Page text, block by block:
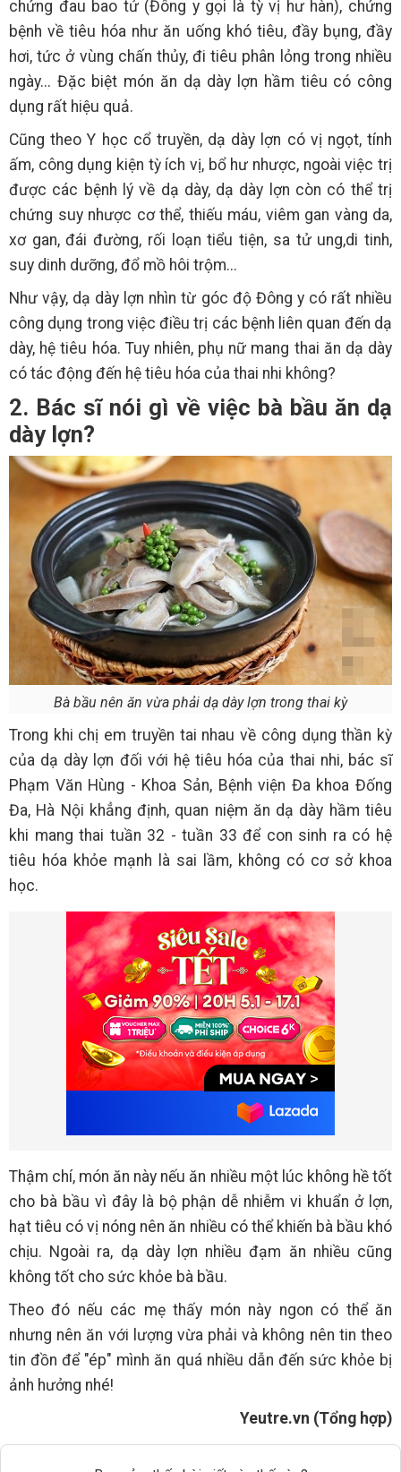
chứng đau bao tử (Đông y gọi là tỳ vị hư hàn), chứng
bệnh về tiêu hóa như ăn uống khó tiêu, đầy bụng, đầy
hơi, tức ở vùng chấn thủy, đi tiêu phân lỏng trong nhiều
ngày... Đặc biệt món ăn dạ dày lợn hầm tiêu có công
dụng rất hiệu quả.
Cũng theo Y học cổ truyền, dạ dày lợn có vị ngọt, tính
ấm, công dụng kiện tỳ ích vị, bổ hư nhược, ngoài việc trị
được các bệnh lý về dạ dày, dạ dày lợn còn có thể trị
chứng suy nhược cơ thể, thiếu máu, viêm gan vàng da,
xơ gan, đái đường, rối loạn tiểu tiện, sa tử ung,di tinh,
suy dinh dưỡng, đổ mồ hôi trộm...
Như vậy, dạ dày lợn nhìn từ góc độ Đông y có rất nhiều
công dụng trong việc điều trị các bệnh liên quan đến dạ
dày, hệ tiêu hóa. Tuy nhiên, phụ nữ mang thai ăn dạ dày
có tác động đến hệ tiêu hóa của thai nhi không?
2. Bác sĩ nói gì về việc bà bầu ăn dạ
dày lợn?
Bà bầu nên ăn vừa phải dạ dày lợn trong thai kỳ
Trong khi chị em truyền tai nhau về công dụng thần kỳ
của dạ dày lợn đối với hệ tiêu hóa của thai nhi, bác sĩ
Phạm Văn Hùng - Khoa Sản, Bệnh viện Đa khoa Đống
Đa, Hà Nội khẳng định, quan niệm ăn dạ dày hầm tiêu
khi mang thai tuần 32 - tuần 33 để con sinh ra có hệ
tiêu hóa khỏe mạnh là sai lầm, không có cơ sở khoa
học.
Thậm chí, món ăn này nếu ăn nhiều một lúc không hề tốt
cho bà bầu vì đây là bộ phận dễ nhiễm vi khuẩn ở lợn,
hạt tiêu có vị nóng nên ăn nhiều có thể khiến bà bầu khó
chịu. Ngoài ra, dạ dày lợn nhiều đạm ăn nhiều cũng
không tốt cho sức khỏe bà bầu.
Theo đó nếu các mẹ thấy món này ngon có thể ăn
nhưng nên ăn với lượng vừa phải và không nên tin theo
tin đồn để "ép" mình ăn quá nhiều dẫn đến sức khỏe bị
ảnh hưởng nhé!
Yeutre.vn (Tổng hợp)